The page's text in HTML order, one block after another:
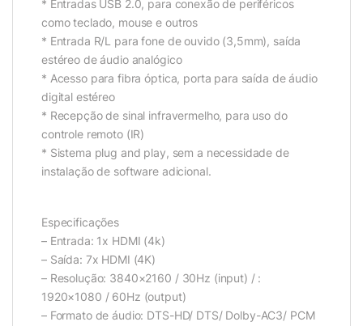
* Entradas USB 2.0, para conexão de periféricos
como teclado, mouse e outros
* Entrada R/L para fone de ouvido (3,5mm), saída
estéreo de áudio analógico
* Acesso para fibra óptica, porta para saída de áudio
digital estéreo
* Recepção de sinal infravermelho, para uso do
controle remoto (IR)
* Sistema plug and play, sem a necessidade de
instalação de software adicional.
Especificações
– Entrada: 1x HDMI (4k)
– Saída: 7x HDMI (4K)
– Resolução: 3840×2160 / 30Hz (input) / :
1920×1080 / 60Hz (output)
– Formato de áudio: DTS-HD/ DTS/ Dolby-AC3/ PCM